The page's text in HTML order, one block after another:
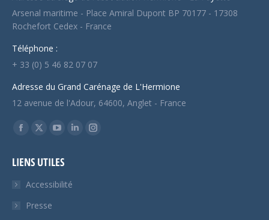
Arsenal maritime - Place Amiral Dupont BP 70177 - 17308
Rochefort Cedex - France
Téléphone :
+ 33 (0) 5 46 82 07 07
Adresse du Grand Carénage de L'Hermione
12 avenue de l'Adour, 64600, Anglet - France
Trouvez nous sur :
Facebook
opens
in
X
opens
in
YouTube
opens
in
LinkedInInstagram
LIENS UTILES
Accessibilité
Presse